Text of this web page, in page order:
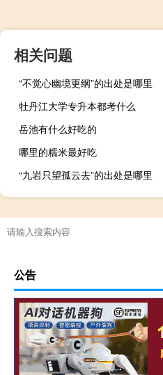
相关问题
“不觉心幽境更纲”的出处是哪里
牡丹江大学专升本都考什么
岳池有什么好吃的
哪里的糯米最好吃
“九岩只望孤云去”的出处是哪里
公告